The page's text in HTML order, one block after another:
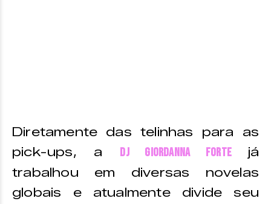
Diretamente das telinhas para as
pick-ups, a DJ Giordanna Forte
já
trabalhou em diversas novelas
globais e atualmente divide seu